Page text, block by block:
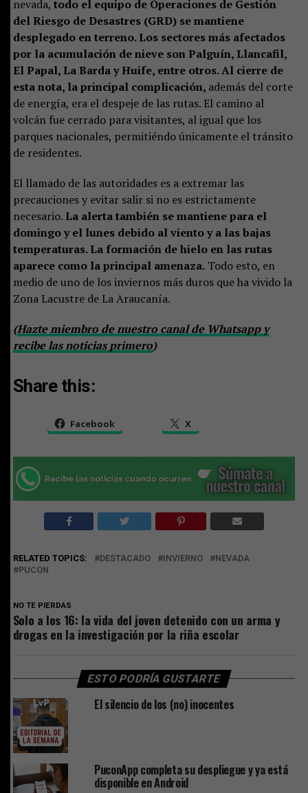
nevada, todo el equipo de Operaciones de Gestión
del Riesgo de Desastres (GRD) se mantiene
desplegado en terreno. Los sectores más afectados
por la acumulación de nieve son Palguín, Llancafil,
El Papal, La Barda y Huife, entre otros. Al cierre de
esta nota, la principal complicación, además del corte
de energía, era el despeje de las rutas. El camino al
volcán fue cerrado para visitantes, al igual que los
parques nacionales, permitiéndo únicamente el tránsito
de residentes.
El llamado de las autoridades es a extremar las
precauciones y evitar salir si no es estrictamente
necesario. La alerta también se mantiene para el
domingo y el lunes debido al viento y a las bajas
temperaturas. La formación de hielo en las rutas
aparece como la principal amenaza.Todo esto, en
medio de uno de los inviernos más duros que ha vivido la
Zona Lacustre de La Araucanía.
(Hazte miembro de nuestro canal de Whatsapp y
recibe las noticias primero)
Share this:
Facebook X
RELATED TOPICS: DESTACADO INVIERNO
NEVADA
PUCON
NO TE PIERDAS
Solo a los 16: la vida del joven detenido con un arma y
drogas en la investigación por la riña escolar
ESTO PODRÍA GUSTARTE
El silencio de los (no) inocentes
PuconApp completa su despliegue y ya está
disponible en Android